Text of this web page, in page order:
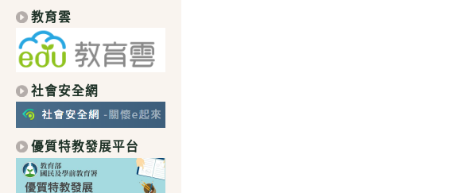
教育雲
社會安全網
優質特教發展平台